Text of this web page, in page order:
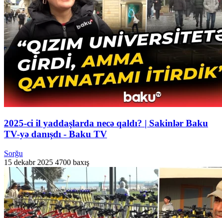
2025-ci il yaddaşlarda necə qaldı? | Sakinlər Baku
TV-yə danışdı - Baku TV
Sorğu
15 dekabr 2025 4700 baxış